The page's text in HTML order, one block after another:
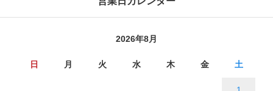
2026年8月
日 月 火 水 木 金 土